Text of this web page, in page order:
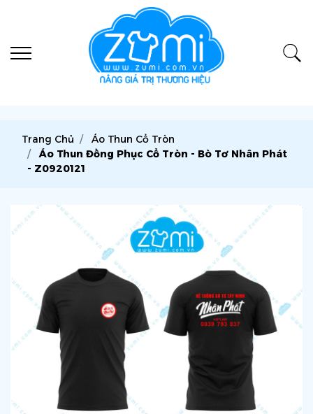
Trang Chủ
Áo Thun Cổ Tròn
Áo Thun Đồng Phục Cổ Tròn - Bò Tơ Nhân Phát
- Z0920121